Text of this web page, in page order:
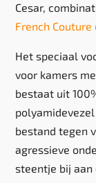
Cesar,
French
Het speciaal
voor kamers
bestaat uit
bestand tegen
agressieve
steentje bij